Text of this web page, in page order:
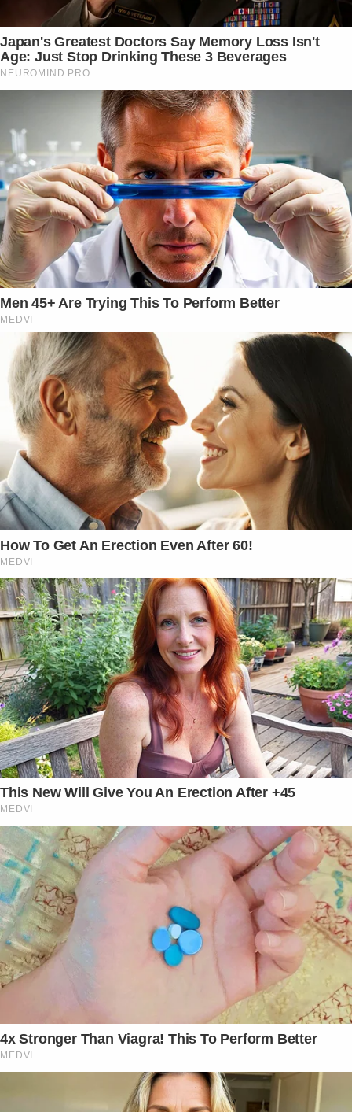
Japan's Greatest Doctors Say Memory Loss Isn't
Age: Just Stop Drinking These 3 Beverages
NEUROMIND PRO
Men 45+ Are Trying This To Perform Better
MEDVI
How To Get An Erection Even After 60!
MEDVI
This New Will Give You An Erection After +45
MEDVI
4x Stronger Than Viagra! This To Perform Better
MEDVI